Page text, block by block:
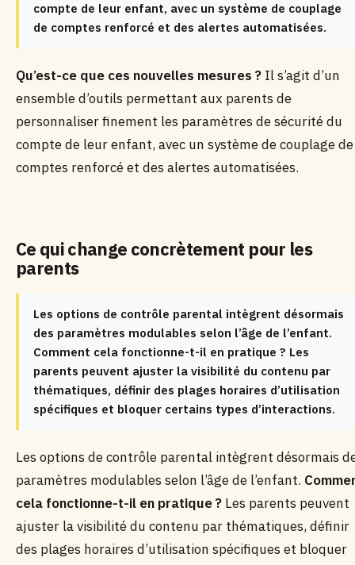
compte de leur enfant, avec un système de couplage
de comptes renforcé et des alertes automatisées.
Qu’est-ce que ces nouvelles mesures ? Il s’agit d’un
ensemble d’outils permettant aux parents de
personnaliser finement les paramètres de sécurité du
compte de leur enfant, avec un système de couplage de
comptes renforcé et des alertes automatisées.
Ce qui change concrètement pour les
parents
Les options de contrôle parental intègrent désormais
des paramètres modulables selon l’âge de l’enfant.
Comment cela fonctionne-t-il en pratique ? Les
parents peuvent ajuster la visibilité du contenu par
thématiques, définir des plages horaires d’utilisation
spécifiques et bloquer certains types d’interactions.
Les options de contrôle parental intègrent désormais
paramètres modulables selon l’âge de l’enfant.
cela fonctionne-t-il en pratique ? Les parents peuvent
ajuster la visibilité du contenu par thématiques, définir
des plages horaires d’utilisation spécifiques et bloquer